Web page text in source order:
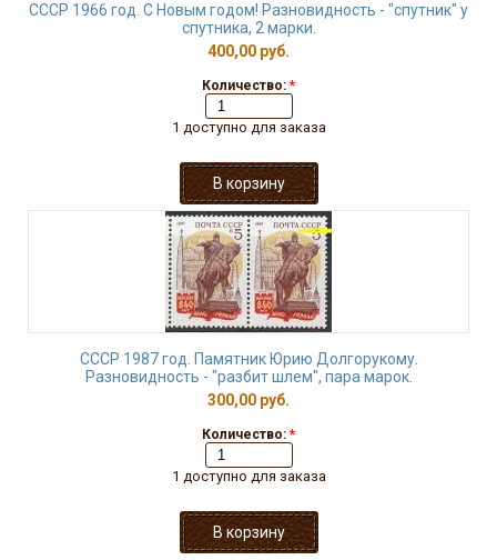
СССР 1966 год. С Новым годом! Разновидность - "спутник" у
спутника, 2 марки.
400,00 руб.
Количество: *
1 доступно для заказа
СССР 1987 год. Памятник Юрию Долгорукому.
Разновидность - "разбит шлем", пара марок.
300,00 руб.
Количество: *
1 доступно для заказа